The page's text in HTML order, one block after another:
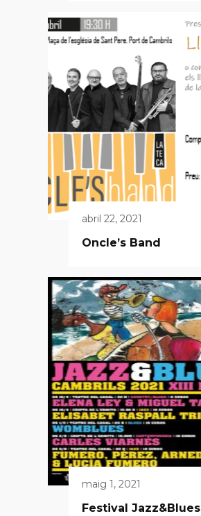
abril 22, 2021
Oncle’s Band
maig 1, 2021
Festival Jazz&Blues